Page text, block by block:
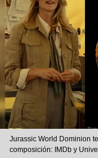
Jurassic World Dominion
composición: IMDb y